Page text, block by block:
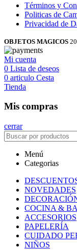
Términos y
Politicas de
Privacidad de
OBJETOS MAGICOS
Mi cuenta
0 Lista de deseos
0 articulo Cesta
Tienda
Mis compras
cerrar
Menú
Categorias
NOVEDADES
COCINA &
ACCESORIOS
PAPELERÍA
CUIDADO
NIÑOS